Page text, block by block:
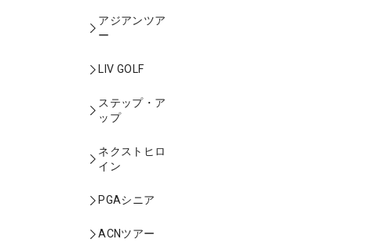
アジアンツア
ー
LIV GOLF
ステップ・ア
ップ
ネクストヒロ
イン
PGAシニア
ACNツアー